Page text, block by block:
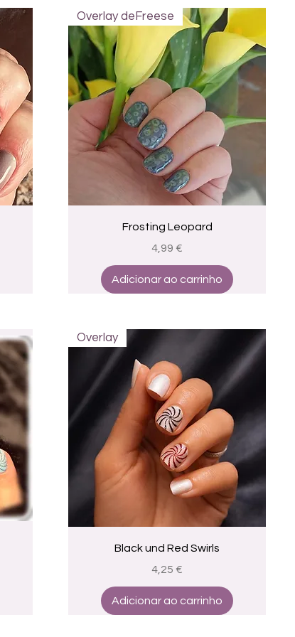
Visualização rápida
Overlay deFreese
Frosting Leopard
Preço
4,99 €
Adicionar ao carrinho
Visualização rápida
Overlay
Black und Red Swirls
Preço
4,25 €
Adicionar ao carrinho